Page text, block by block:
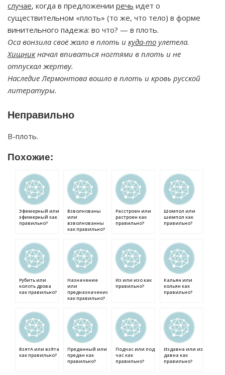
случае, когда в предложении речь идет о
существительном «плоть» (то же, что тело) в форме
винительного падежа: во что? — в плоть.
Оса вонзила своё жало в плоть и куда-то улетела.
Хищникначал впиваться ногтями в плоть и не
отпускал жертву.
Наследие Лермонтова вошло в плоть и кровь русской
литературы.
Неправильно
В-плоть.
Похожие:
Эфемерный или
эфимерный как
правильно?
Взволнованы
или
взволнованны
как правильно?
Расстроен или
растроен как
правильно?
Шомпол или
шемпол как
правильно?
Рубить или
колоть дрова
как правильно?
Назначение
или
предназначение
как правильно?
Из или изо как
правильно?
Кальян или
кольян как
правильно?
ВзятА или взЯта
как правильно?
Преданный или
предан как
правильно?
Подчас или под
час как
правильно?
Издавна или из
давна как
правильно?